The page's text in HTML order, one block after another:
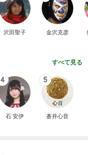
沢田聖子 金沢克彦
すべて見る
4
石 安伊
5
蒼井心音